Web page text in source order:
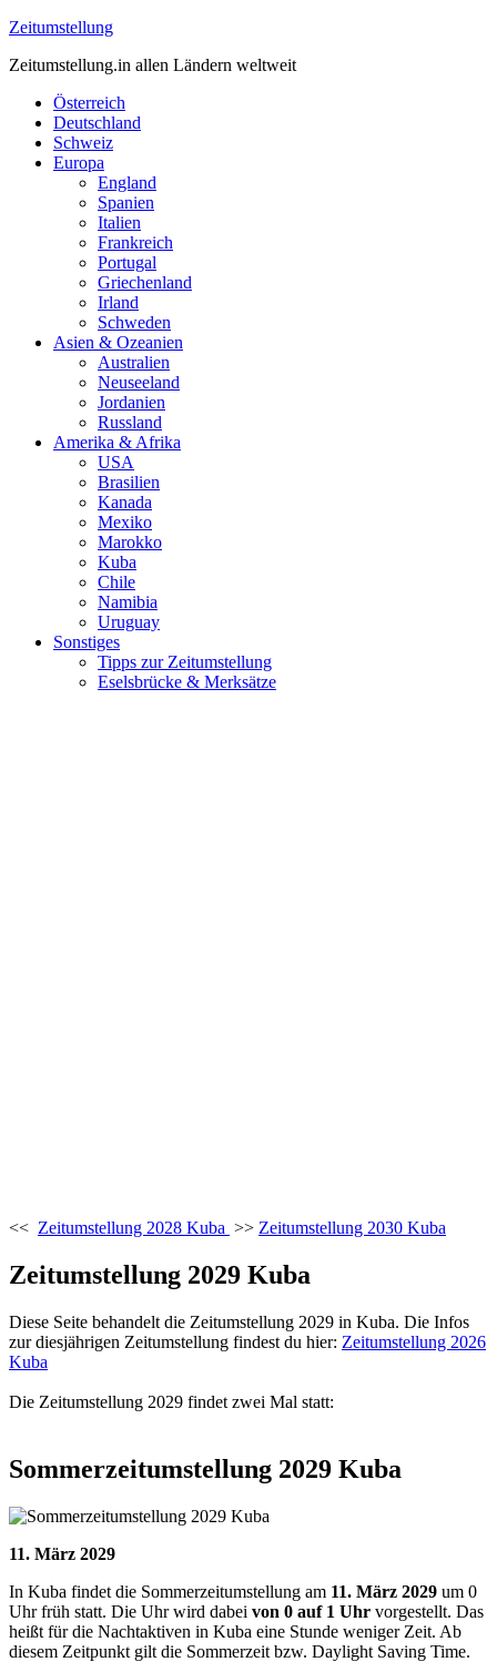
Zeitumstellung
Zeitumstellung.in allen Ländern weltweit
Österreich
Deutschland
Schweiz
Europa
England
Spanien
Italien
Frankreich
Portugal
Griechenland
Irland
Schweden
Asien & Ozeanien
Australien
Neuseeland
Jordanien
Russland
Amerika & Afrika
USA
Brasilien
Kanada
Mexiko
Marokko
Kuba
Chile
Namibia
Uruguay
Sonstiges
Tipps zur Zeitumstellung
Eselsbrücke & Merksätze
<< Zeitumstellung 2028 Kuba >> Zeitumstellung 2030 Kuba
Zeitumstellung 2029 Kuba
Diese Seite behandelt die Zeitumstellung 2029 in Kuba. Die Infos
zur diesjährigen Zeitumstellung findest du hier: Zeitumstellung 2026
Kuba
Die Zeitumstellung 2029 findet zwei Mal statt:
Sommerzeitumstellung 2029 Kuba
11. März 2029
In Kuba findet die Sommerzeitumstellung am 11. März 2029 um 0
Uhr früh statt. Die Uhr wird dabei von 0 auf 1 Uhr vorgestellt. Das
heißt für die Nachtaktiven in Kuba eine Stunde weniger Zeit. Ab
diesem Zeitpunkt gilt die Sommerzeit bzw. Daylight Saving Time.